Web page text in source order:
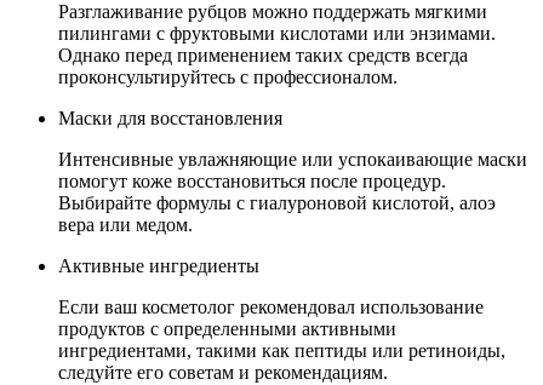
Разглаживание рубцов можно поддержать мягкими
пилингами с фруктовыми кислотами или энзимами.
Однако перед применением таких средств всегда
проконсультируйтесь с профессионалом.
Маски для восстановления
Интенсивные увлажняющие или успокаивающие маски
помогут коже восстановиться после процедур.
Выбирайте формулы с гиалуроновой кислотой, алоэ
вера или медом.
Активные ингредиенты
Если ваш косметолог рекомендовал использование
продуктов с определенными активными
ингредиентами, такими как пептиды или ретиноиды,
следуйте его советам и рекомендациям.